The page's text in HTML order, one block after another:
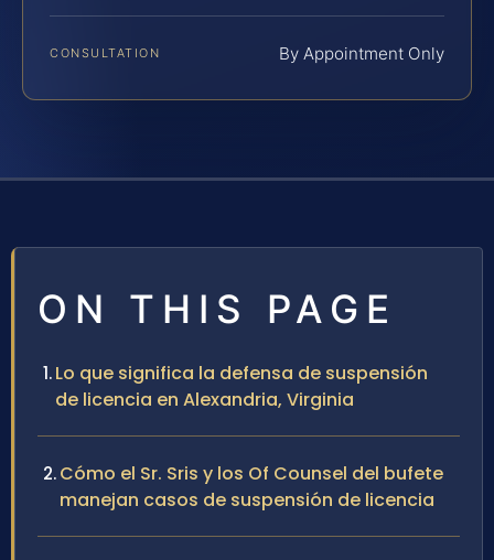
CONSULTATION By Appointment Only
ON THIS PAGE
Lo que significa la defensa de suspensión
de licencia en Alexandria, Virginia
Cómo el Sr. Sris y los Of Counsel del bufete
manejan casos de suspensión de licencia